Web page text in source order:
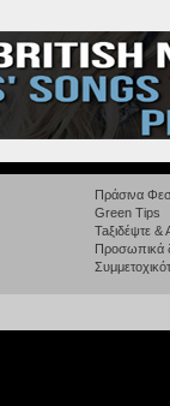
Πράσινα
Green Tips
Taξιδέψτε
Προσωπικά